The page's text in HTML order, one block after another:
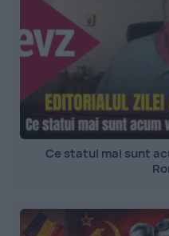
Ce statui mai sunt